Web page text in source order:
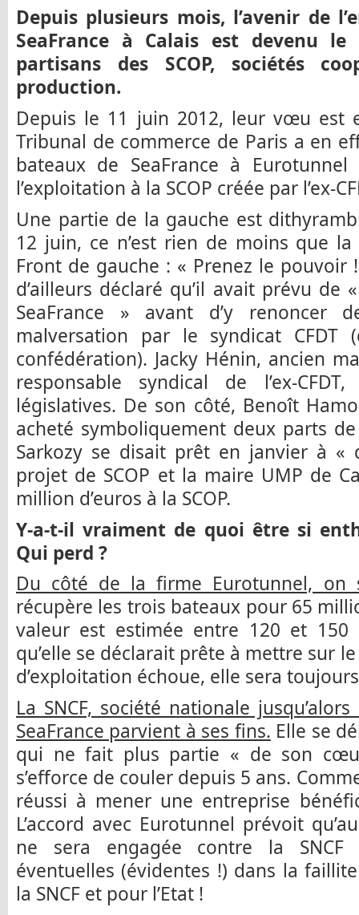
Depuis plusieurs mois, l’avenir de
SeaFrance à Calais est devenu
partisans des SCOP, sociétés
production.
Depuis le 11 juin 2012, leur vœu est
Tribunal de commerce de Paris a en
bateaux de SeaFrance à
l’exploitation à la SCOP créée par l’ex-
Une partie de la gauche est
12 juin, ce n’est rien de moins que
Front de gauche : « Prenez le pouvoir
d’ailleurs déclaré qu’il avait prévu de
SeaFrance » avant d’y renoncer
malversation par le syndicat CFDT
confédération). Jacky Hénin, ancien
responsable syndical de l’ex-
législatives. De son côté, Benoît
acheté symboliquement deux parts
Sarkozy se disait prêt en janvier à «
projet de SCOP et la maire UMP de
million d’euros à la SCOP.
Y-a-t-il vraiment de quoi être si
Qui perd ?
Du côté de la firme Eurotunnel, on
récupère les trois bateaux pour 65
valeur est estimée entre 120 et 150
qu’elle se déclarait prête à mettre sur
d’exploitation échoue, elle sera
La SNCF, société nationale
SeaFrance parvient à ses fins. Elle se
qui ne fait plus partie « de son
s’efforce de couler depuis 5 ans.
réussi à mener une entreprise
L’accord avec Eurotunnel prévoit
ne sera engagée contre la SNCF
éventuelles (évidentes !) dans la
la SNCF et pour l’Etat !